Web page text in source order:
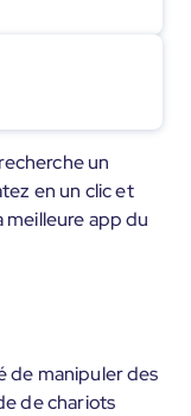
un
en un clic et
meilleure app du
de manipuler des
de chariots